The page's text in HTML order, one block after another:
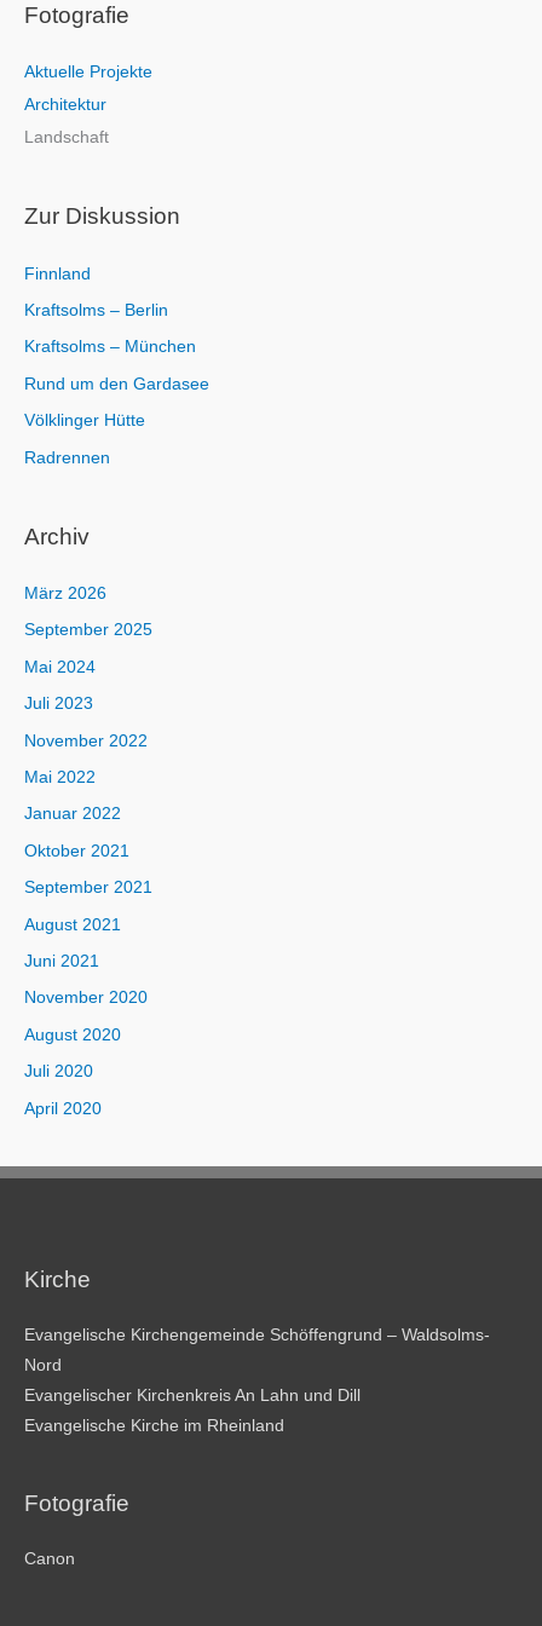
h
n
n
a
h
Fotografie
Aktuelle Projekte
Architektur
Landschaft
Zur Diskussion
Finnland
Kraftsolms – Berlin
Kraftsolms – München
Rund um den Gardasee
Völklinger Hütte
Radrennen
Archiv
März 2026
September 2025
Mai 2024
Juli 2023
November 2022
Mai 2022
Januar 2022
Oktober 2021
September 2021
August 2021
Juni 2021
November 2020
August 2020
Juli 2020
April 2020
Kirche
Evangelische Kirchengemeinde Schöffengrund – Waldsolms-
Nord
Evangelischer Kirchenkreis An Lahn und Dill
Evangelische Kirche im Rheinland
Fotografie
Canon